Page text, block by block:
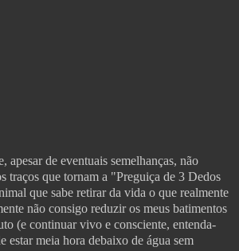
apesar de eventuais semelhanças, não
traços que tornam a "Preguiça de 3 Dedos
que sabe retirar da vida o que realmente
não consigo reduzir os meus batimentos
(e continuar vivo e consciente, entenda-
estar meia hora debaixo de água sem